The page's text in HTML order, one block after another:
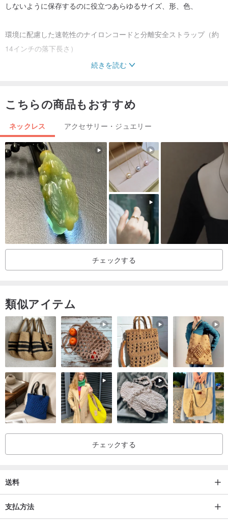
しないように保存するのに役立つあらゆるサイズ、形、色、
環境に配慮した速乾性のナイロンコードと分離安全ストラップ（約
14インチの落下長さ）
ポールで手作りの製造場所/工程
続きを読む
こちらの商品もおすすめ
ネックレス アクセサリー・ジュエリー
チェックする
類似アイテム
チェックする
送料
支払方法